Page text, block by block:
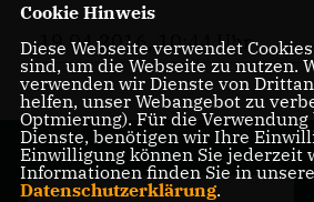
19.04.2016, 10:44 Uhr
Cookie Hinweis
Diese Webseite verwendet
sind, um die Webseite zu nutzen.
verwenden wir Dienste von
helfen, unser Webangebot zu
Optmierung). Für die
Dienste, benötigen wir Ihre
Einwilligung können Sie jederzeit
Informationen finden Sie in
Datenschutzerklärung.